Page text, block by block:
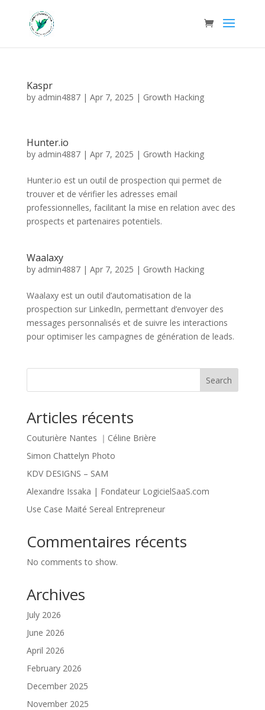
Kaspr
by admin4887| Apr 7, 2025 | Growth Hacking
Hunter.io
by admin4887| Apr 7, 2025 | Growth Hacking
Hunter.io est un outil de prospection qui permet de
trouver et de vérifier les adresses email
professionnelles, facilitant la mise en relation avec des
prospects et partenaires potentiels.
Waalaxy
by admin4887| Apr 7, 2025 | Growth Hacking
Waalaxy est un outil d’automatisation de la
prospection sur LinkedIn, permettant d’envoyer des
messages personnalisés et de suivre les interactions
pour optimiser les campagnes de génération de leads.
Search
Articles récents
Couturière Nantes ｜Céline Brière
Simon Chattelyn Photo
KDV DESIGNS – SAM
Alexandre Issaka | Fondateur LogicielSaaS.com
Use Case Maité Sereal Entrepreneur
Commentaires récents
No comments to show.
Archives
July 2026
June 2026
April 2026
February 2026
December 2025
November 2025